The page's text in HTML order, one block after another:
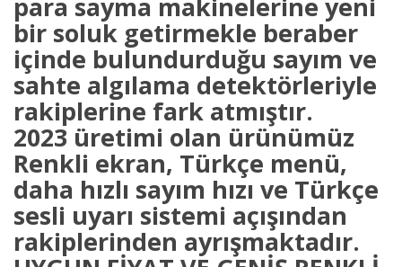
bir soluk getirmekle beraber
içinde bulundurduğu sayım ve
sahte algılama detektörleriyle
rakiplerine fark atmıştır.
2023 üretimi olan ürünümüz
Renkli ekran, Türkçe menü,
daha hızlı sayım hızı ve Türkçe
sesli uyarı sistemi açışından
rakiplerinden ayrışmaktadır.